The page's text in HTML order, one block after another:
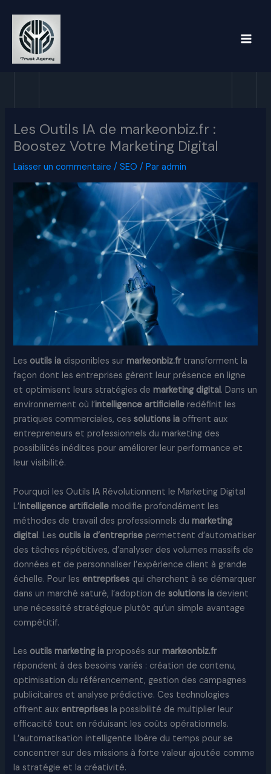
contenu
Les Outils IA de markeonbiz.fr :
Boostez Votre Marketing Digital
Laisser un commentaire /SEO / Paradmin
Les outils ia disponibles surmarkeonbiz.frtransforment la
façon dont les entreprises gèrent leur présence en ligne
et optimisent leurs stratégies demarketing digital. Dans un
environnement où l’intelligence artificielle redéfinit les
pratiques commerciales, cessolutions ia offrent aux
entrepreneurs et professionnels du marketing des
possibilités inédites pour améliorer leur performance et
leur visibilité.
Pourquoi les Outils IA Révolutionnent le Marketing Digital
L’intelligence artificielle modifie profondément les
méthodes de travail des professionnels dumarketing
digital. Les outils ia d’entreprise permettent d’automatiser
des tâches répétitives, d’analyser des volumes massifs de
données et de personnaliser l’expérience client à grande
échelle. Pour les entreprises qui cherchent à se démarquer
dans un marché saturé, l’adoption desolutions ia devient
une nécessité stratégique plutôt qu’un simple avantage
compétitif.
Les outils marketing ia proposés surmarkeonbiz.fr
répondent à des besoins variés : création de contenu,
optimisation du référencement, gestion des campagnes
publicitaires et analyse prédictive. Ces technologies
offrent aux entreprises la possibilité de multiplier leur
efficacité tout en réduisant les coûts opérationnels.
L’automatisation intelligente libère du temps pour se
concentrer sur des missions à forte valeur ajoutée comme
la stratégie et la créativité.